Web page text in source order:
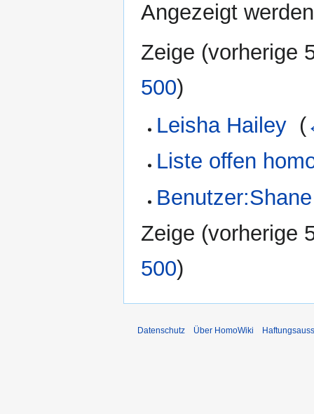
Angezeigt
Zeige (vorherige
500)
Leisha Hailey (
Liste offen
Benutzer:Shane
Zeige (vorherige
500)
Datenschutz Über HomoWiki